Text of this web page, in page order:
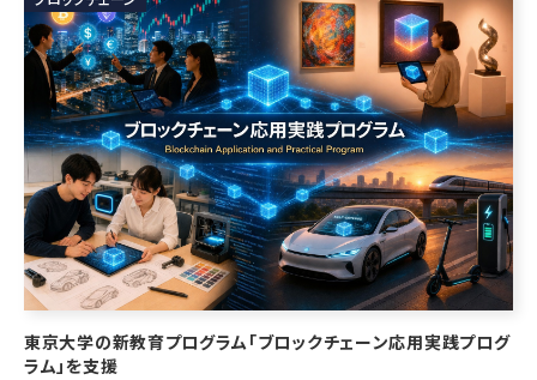
東京大学の新教育プログラム「ブロックチェーン応用実践プログ
ラム」を支援